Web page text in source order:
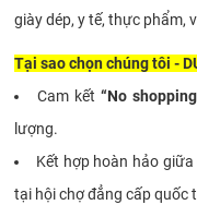
giày dép, y tế, thực phẩm,
Tại sao chọn chúng tôi -
Cam kết “No
lượng.
Kết hợp hoàn hảo
tại hội chợ đẳng cấp quốc